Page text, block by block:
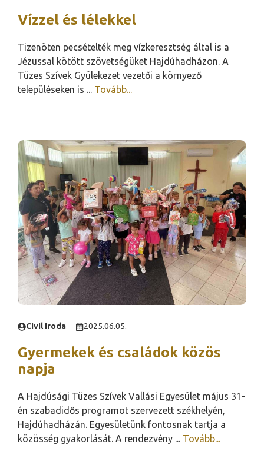
Vízzel és lélekkel
Tizenöten pecsételték meg vízkeresztség által is a
Jézussal kötött szövetségüket Hajdúhadházon. A
Tüzes Szívek Gyülekezet vezetői a környező
településeken is ... Tovább...
Civil iroda 2025.06.05.
Gyermekek és családok közös
napja
A Hajdúsági Tüzes Szívek Vallási Egyesület május 31-
én szabadidős programot szervezett székhelyén,
Hajdúhadházán. Egyesületünk fontosnak tartja a
közösség gyakorlását. A rendezvény ... Tovább...